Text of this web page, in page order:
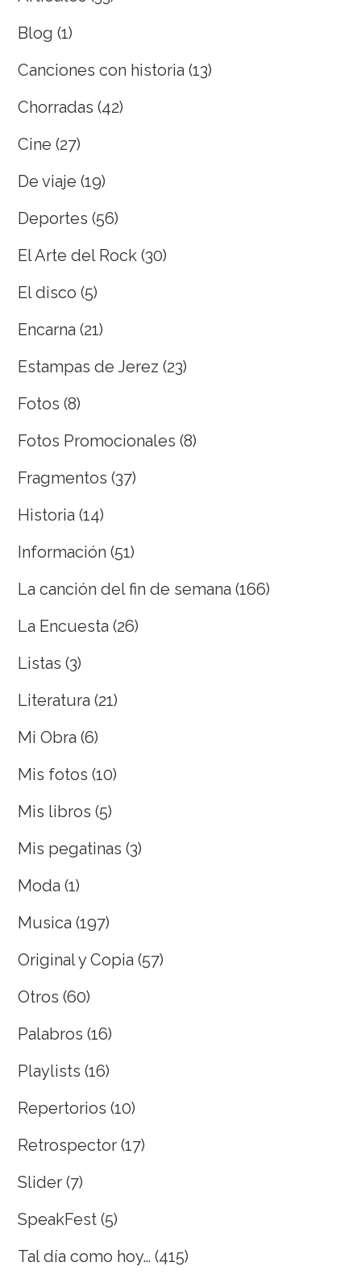
Blog (1)
Canciones con historia (13)
Chorradas (42)
Cine (27)
De viaje (19)
Deportes (56)
El Arte del Rock (30)
El disco (5)
Encarna (21)
Estampas de Jerez (23)
Fotos (8)
Fotos Promocionales (8)
Fragmentos (37)
Historia (14)
Información (51)
La canción del fin de semana (166)
La Encuesta (26)
Listas (3)
Literatura (21)
Mi Obra (6)
Mis fotos (10)
Mis libros (5)
Mis pegatinas (3)
Moda (1)
Musica (197)
Original y Copia (57)
Otros (60)
Palabros (16)
Playlists (16)
Repertorios (10)
Retrospector (17)
Slider (7)
SpeakFest (5)
Tal día como hoy… (415)